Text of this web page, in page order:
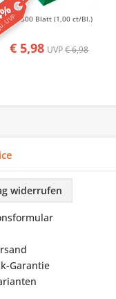
UVP
€ 5,98 UVP€ 6,98
500 Blatt (1,00 ct/Bl.)
widerrufen
Garantie